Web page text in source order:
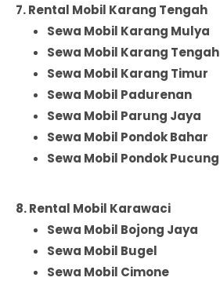
7. Rental Mobil Karang Tengah
Sewa Mobil Karang Mulya
Sewa Mobil Karang Tengah
Sewa Mobil Karang Timur
Sewa Mobil Padurenan
Sewa Mobil Parung Jaya
Sewa Mobil Pondok Bahar
Sewa Mobil Pondok Pucung
8. Rental Mobil Karawaci
Sewa Mobil Bojong Jaya
Sewa Mobil Bugel
Sewa Mobil Cimone